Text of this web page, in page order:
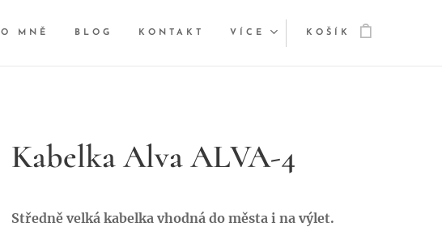
O MNĚ BLOG KONTAKT VÍCE KOŠÍK
Kabelka Alva ALVA-4
Středně velká kabelka vhodná do města i na výlet.